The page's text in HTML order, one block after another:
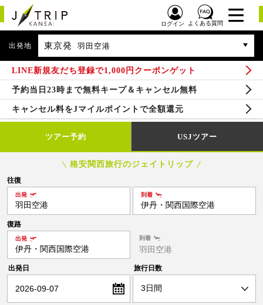
ログイン よくある質問
出発地 東京発 羽田空港
LINE新規友だち登録で1,000円クーポンゲット
予約当日23時まで無料キープ＆キャンセル無料
キャンセル料をJマイルポイントで全額還元
ツアー予約 USJツアー
格安関西旅行のジェイトリップ
出発日
2026-09-07
旅行日数
往復
出発
羽田空港
到着
伊丹・関西国際空港
復路
出発
伊丹・関西国際空港
到着
羽田空港